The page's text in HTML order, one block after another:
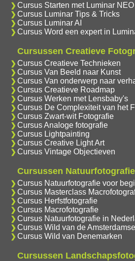
Cursus Starten met Luminar NEO
Cursus Luminar Tips & Tricks
Cursus Luminar AI
Cursus Word een expert in
Cursussen Creatieve
Cursus Creatieve Technieken
Cursus Van Beeld naar Kunst
Cursus Van onderwerp naar
Cursus Creatieve Roadmap
Cursus Werken met Lensbaby's
Cursus De Complexiteit van het
Cursus Zwart-wit Fotografie
Cursus Analoge fotografie
Cursus Lightpainting
Cursus Creative Light Art
Cursus Vintage Objectieven
Cursussen Natuurfotografie
Cursus Natuurfotografie voor
Cursus Masterclass
Cursus Herfstfotografie
Cursus Macrofotografie
Cursus Natuurfotografie in
Cursus Wild van de
Cursus Wild van Denemarken
Cursussen